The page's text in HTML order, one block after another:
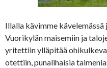
Illalla kävimme
Vuorikylän maisemiin ja
yritettiin ylläpitää
otettiin, punalihaisia